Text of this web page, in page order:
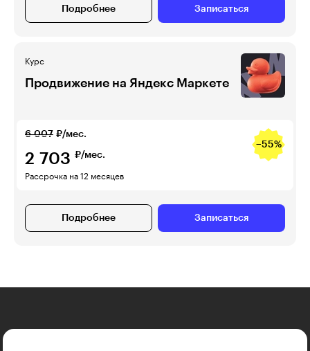
Подробнее Записаться
Курс
Продвижение на Яндекс Маркете
6 007 ₽/мес.
−55%
2 703 ₽/мес.
Рассрочка на 12 месяцев
Подробнее Записаться